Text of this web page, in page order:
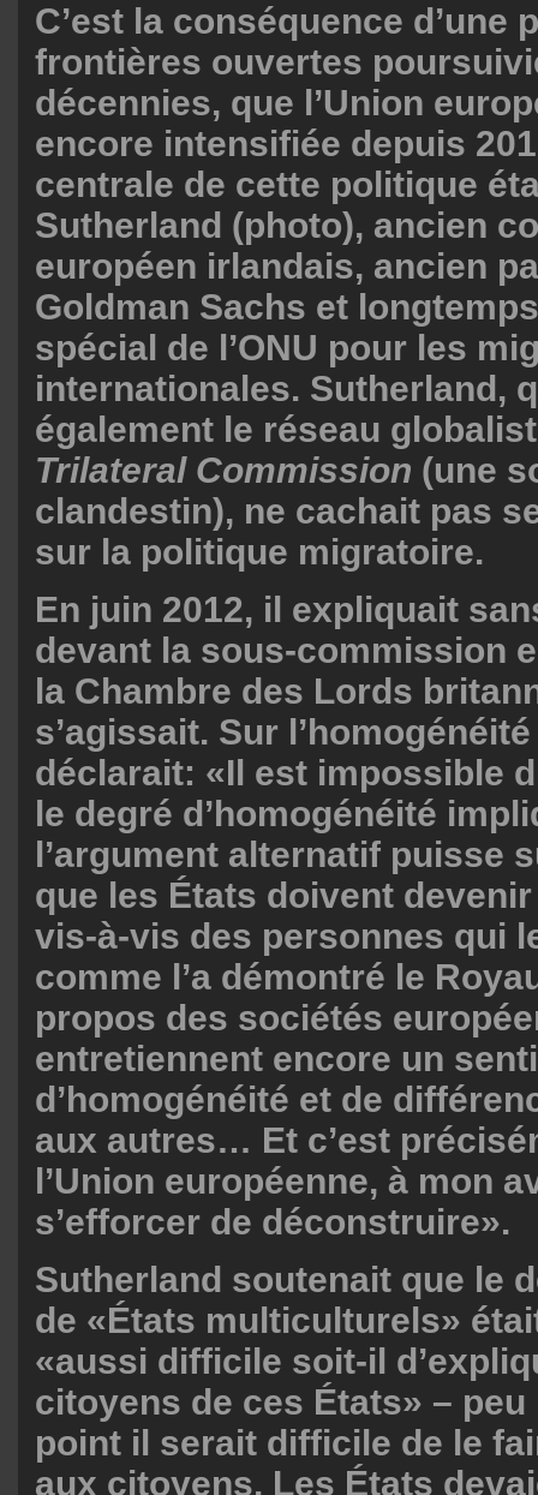
C’est la conséquence d’une
frontières ouvertes
décennies, que l’Union
encore intensifiée depuis
centrale de cette politique
Sutherland (photo), ancien
européen irlandais, ancien
Goldman Sachs et
spécial de l’ONU pour les
internationales. Sutherland,
également le réseau
Trilateral Commission (une
clandestin), ne cachait pas
sur la politique migratoire.
En juin 2012, il expliquait
devant la sous-commission
la Chambre des Lords
s’agissait. Sur
déclarait: «Il est impossible
le degré d’homogénéité
l’argument alternatif puisse
que les États doivent
vis-à-vis des personnes qui
comme l’a démontré le
propos des sociétés
entretiennent encore un
d’homogénéité et de
aux autres… Et c’est
l’Union européenne, à mon
s’efforcer de déconstruire».
Sutherland soutenait que le
de «États multiculturels»
«aussi difficile soit-il
citoyens de ces États» –
point il serait difficile de le
aux citoyens. Les États